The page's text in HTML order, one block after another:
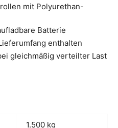
mit Polyurethan-
Batterie
enthalten
gleichmäßig verteilter Last
1.500 kg